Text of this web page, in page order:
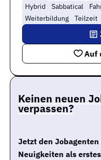
Hybrid
Sabbatical
Weiterbildung
Teilzeit
Auf
Keinen neuen
verpassen?
Jetzt den
Neuigkeiten als